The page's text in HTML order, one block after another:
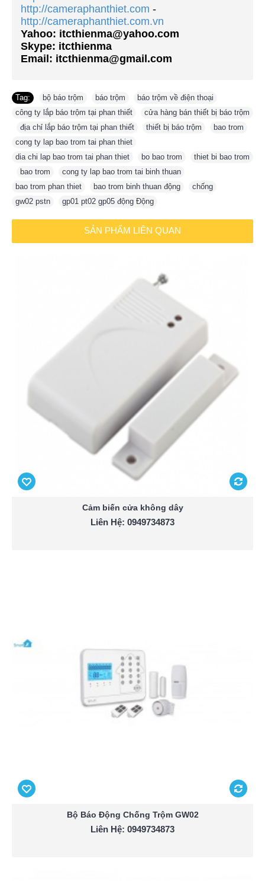
http://cameraphanthiet.com -
http://cameraphanthiet.com.vn
Yahoo: itcthienma@yahoo.com
Skype: itcthienma
Email: itcthienma@gmail.com
Tag: bộ báo trộm báo trộm báo trộm về điện thoại
công ty lắp báo trộm tại phan thiết
cửa hàng bán thiết bị báo trộm
địa chỉ lắp báo trộm tại phan thiết thiết bị báo trộm bao trom
cong ty lap bao trom tai phan thiet
dia chi lap bao trom tai phan thiet
bo bao trom
thiet bi bao trom
bao trom cong ty lap bao trom tai binh thuan
bao trom phan thiet
bao trom binh thuan động chống
gw02 pstn
gp01 pt02 gp05 động Động
SẢN PHẨM LIÊN QUAN
Cảm biến cửa không dây
Liên Hệ: 0949734873
Bộ Báo Động Chống Trộm GW02
Liên Hệ: 0949734873